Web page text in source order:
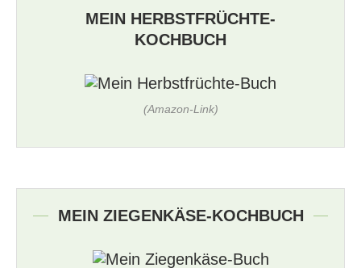
MEIN HERBSTFRÜCHTE-
KOCHBUCH
(Amazon-Link)
MEIN ZIEGENKÄSE-KOCHBUCH